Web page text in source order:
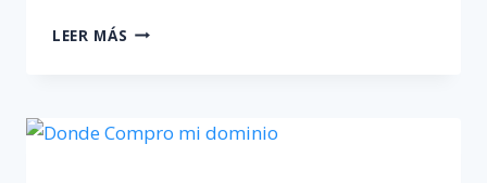
LEER MÁS SERVICIO
PÁGINAS